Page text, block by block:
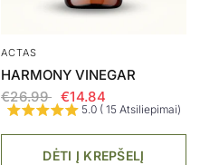
ACTAS
HARMONY VINEGAR
€26.99
€14.84
5.0 ( 15 Atsiliepimai)
DĖTI Į KREPŠELĮ